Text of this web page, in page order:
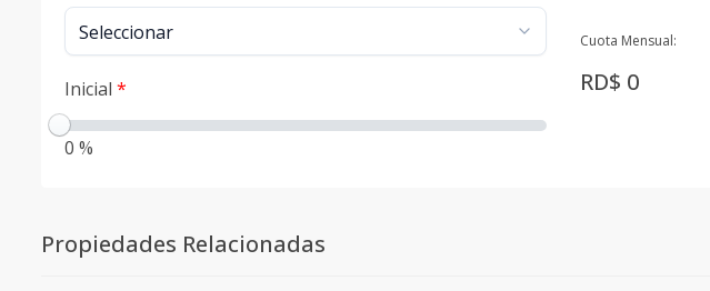
Inicial *
0 %
Cuota Mensual:
RD$ 0
Propiedades Relacionadas